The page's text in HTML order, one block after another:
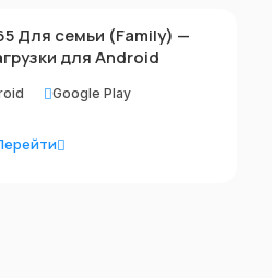
Для семьи (Family) —
для Android
Google Play